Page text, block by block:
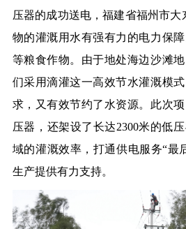
压器的成功送电，福建省福州市大
物的灌溉用水有强有力的电力保
等粮食作物。由于地处海边沙滩
们采用滴灌这一高效节水灌溉模
求，又有效节约了水资源。此次
压器，还架设了长达2300米的低
域的灌溉效率，打通供电服务“最
生产提供有力支持。